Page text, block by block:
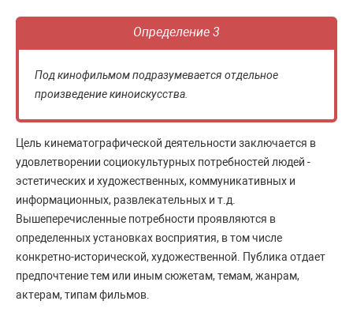
Определение 3
Под кинофильмом подразумевается отдельное
произведение киноискусства.
Цель кинематографической деятельности заключается в
удовлетворении социокультурных потребностей людей -
эстетических и художественных, коммуникативных и
информационных, развлекательных и т.д.
Вышеперечисленные потребности проявляются в
определенных установках восприятия, в том числе
конкретно-исторической, художественной. Публика отдает
предпочтение тем или иным сюжетам, темам, жанрам,
актерам, типам фильмов.